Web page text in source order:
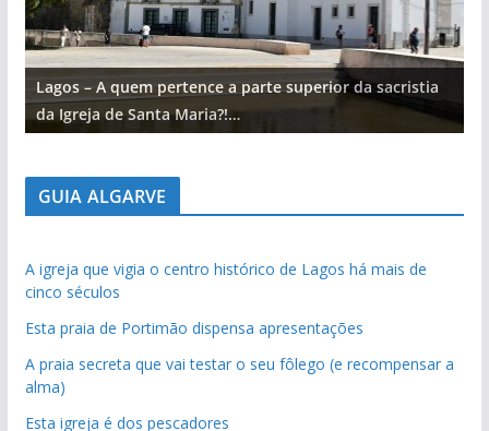
Lagos – A quem pertence a parte superior da sacristia
da Igreja de Santa Maria?!…
GUIA ALGARVE
A igreja que vigia o centro histórico de Lagos há mais de
cinco séculos
Esta praia de Portimão dispensa apresentações
A praia secreta que vai testar o seu fôlego (e recompensar a
alma)
Esta igreja é dos pescadores